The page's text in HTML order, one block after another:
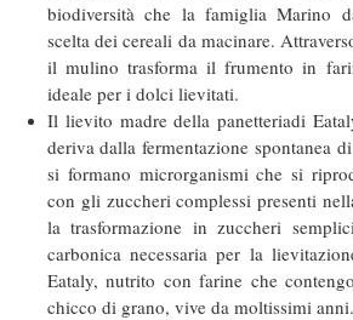
biodiversità che la famiglia Marino
scelta dei cereali da macinare.
il mulino trasforma il frumento in
ideale per i dolci lievitati.
Il lievito madre della panetteriadi
deriva dalla fermentazione spontanea
si formano microrganismi che si
con gli zuccheri complessi presenti
la trasformazione in zuccheri
carbonica necessaria per la
Eataly, nutrito con farine che
chicco di grano, vive da moltissimi anni.